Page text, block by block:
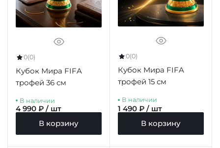
0(0)
Кубок Мира FIFA
трофей 36 см
В наличии
4 990 ₽ / шт
В корзину
0(0)
Кубок Мира FIFA
трофей 15 см
В наличии
1 490 ₽ / шт
В корзину